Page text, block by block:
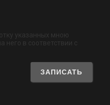
указанных мною
в соответствии с